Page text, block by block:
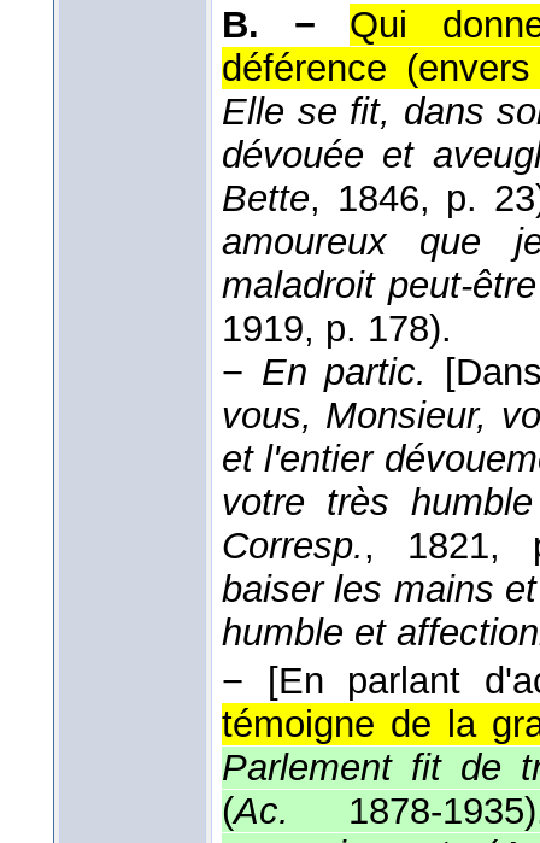
B. −
Qui
déférence
Elle se fit, dans
dévouée et
Bette, 1846, p.
amoureux que
maladroit peut-
1919, p. 178).
− En partic.
vous, Monsieur,
et l'entier
votre très
Corresp., 1821,
baiser les mains
humble et
−
[En parlant
témoigne de la
Parlement fit de
(Ac. 1878-1935